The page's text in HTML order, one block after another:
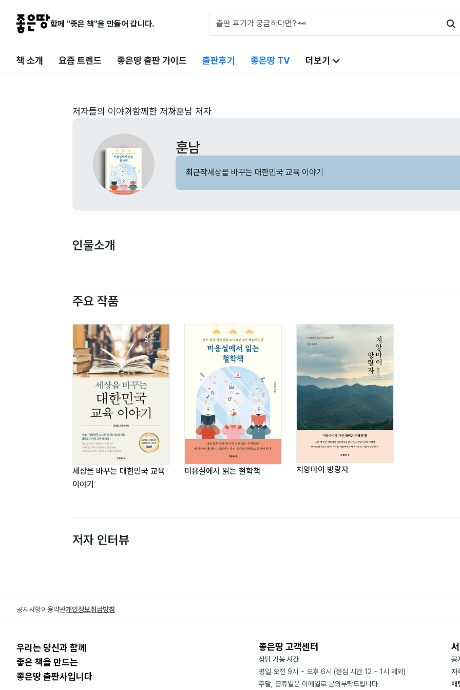
함께 "좋은 책"을 만들어 갑니다.
책 소개 요즘 트렌드 좋은땅 출판 가이드 출판후기 좋은땅 TV 더보기
저자들의 이야기 함께한 저자훈남 저자
훈남
최근작세상을 바꾸는 대한민국 교육 이야기
인물소개
주요 작품
세상을 바꾸는 대한민국 교육
이야기
미용실에서 읽는 철학책 치앙마이 방랑자
저자 인터뷰
공지사항이용약관개인정보취급방침
우리는 당신과 함께
좋은 책을 만드는
좋은땅 출판사입니다
좋은땅 고객센터
상담 가능 시간
평일 오전 9시 ~ 오후 6시 (점심 시간 12 ~ 1시 제외)
주말, 공휴일은 이메일로 문의부탁드립니다
공
자
채